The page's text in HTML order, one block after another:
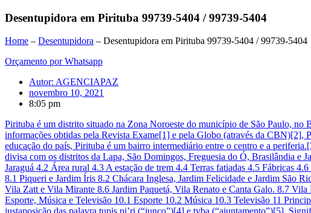
Desentupidora em Pirituba 99739-5404 / 99739-5404
Home – Desentupidora – Desentupidora em Pirituba 99739-5404 / 99739-5404
Orçamento por Whatsapp
Autor: AGENCIAPAZ
novembro 10, 2021
8:05 pm
Pirituba é um distrito situado na Zona Noroeste do município de São Paulo, no
informações obtidas pela Revista Exame[1] e pela Globo (através da CBN)[2],
educação do país, Pirituba é um bairro intermediário entre o centro e a
divisa com os distritos da Lapa, São Domingos, Freguesia do Ó, Brasilândia e
Jaraguá 4.2 Área rural 4.3 A estação de trem 4.4 Terras fatiadas 4.5 Fábricas
8.1 Piqueri e Jardim Íris 8.2 Chácara Inglesa, Jardim Felicidade e Jardim São
Vila Zatt e Vila Mirante 8.6 Jardim Paquetá, Vila Renato e Canta Galo. 8.7
Esporte, Música e Televisão 10.1 Esporte 10.2 Música 10.3 Televisão 11